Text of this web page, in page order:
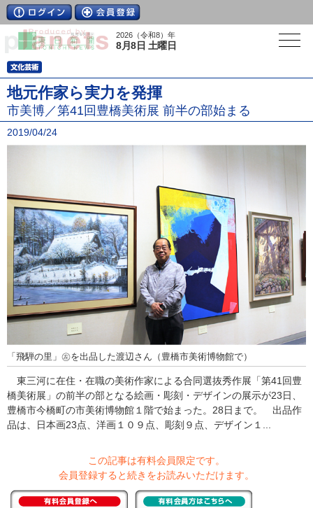
2026（令和8）年
8月8日 土曜日
地元作家ら実力を発揮
市美博／第41回豊橋美術展 前半の部始まる
2019/04/24
「飛騨の里」㊧を出品した渡辺さん（豊橋市美術博物館で）
東三河に在住・在職の美術作家による合同選抜秀作展「第41回豊
橋美術展」の前半の部となる絵画・彫刻・デザインの展示が23日、
豊橋市今橋町の市美術博物館１階で始まった。28日まで。 出品作
品は、日本画23点、洋画１０９点、彫刻９点、デザイン１...
この記事は有料会員限定です。
会員登録すると続きをお読みいただけます。